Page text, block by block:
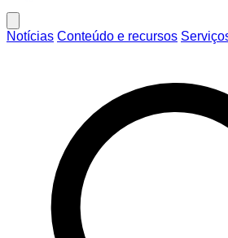
Notícias Conteúdo e recursos